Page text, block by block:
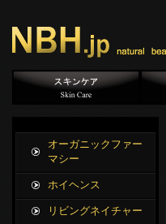
オーガニックファー
マシー
ホイヘンス
リビングネイチャー